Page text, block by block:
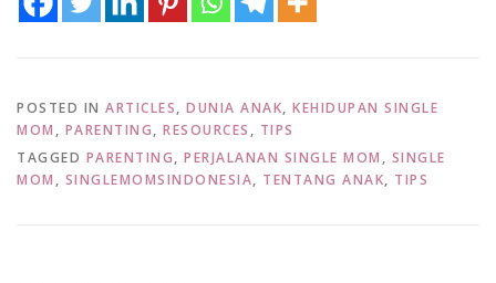
POSTED IN ARTICLES, DUNIA ANAK, KEHIDUPAN SINGLE
MOM , PARENTING, RESOURCES , TIPS
TAGGED PARENTING, PERJALANAN SINGLE MOM , SINGLE
MOM , SINGLEMOMSINDONESIA, TENTANG ANAK, TIPS